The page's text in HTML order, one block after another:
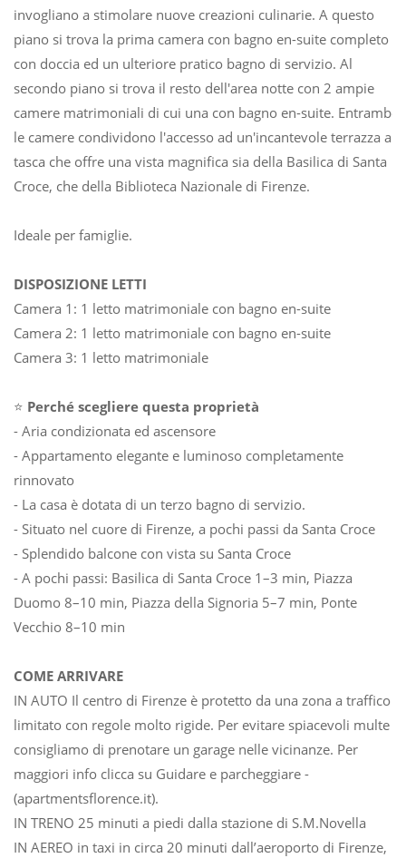
invogliano a stimolare nuove creazioni culinarie. A questo
piano si trova la prima camera con bagno en-suite completo
con doccia ed un ulteriore pratico bagno di servizio. Al
secondo piano si trova il resto dell'area notte con 2 ampie
camere matrimoniali di cui una con bagno en-suite. Entrambe
le camere condividono l'accesso ad un'incantevole terrazza a
tasca che offre una vista magnifica sia della Basilica di Santa
Croce, che della Biblioteca Nazionale di Firenze.
Ideale per famiglie.
DISPOSIZIONE LETTI
Camera 1: 1 letto matrimoniale con bagno en-suite
Camera 2: 1 letto matrimoniale con bagno en-suite
Camera 3: 1 letto matrimoniale
⭐ Perché scegliere questa proprietà
- Aria condizionata ed ascensore
- Appartamento elegante e luminoso completamente
rinnovato
- La casa è dotata di un terzo bagno di servizio.
- Situato nel cuore di Firenze, a pochi passi da Santa Croce
- Splendido balcone con vista su Santa Croce
- A pochi passi: Basilica di Santa Croce 1–3 min, Piazza
Duomo 8–10 min, Piazza della Signoria 5–7 min, Ponte
Vecchio 8–10 min
COME ARRIVARE
IN AUTO Il centro di Firenze è protetto da una zona a traffico
limitato con regole molto rigide. Per evitare spiacevoli multe
consigliamo di prenotare un garage nelle vicinanze. Per
maggiori info clicca su Guidare e parcheggiare -
(apartmentsflorence.it).
IN TRENO 25 minuti a piedi dalla stazione di S.M.Novella
IN AEREO in taxi in circa 20 minuti dall’aeroporto di Firenze,